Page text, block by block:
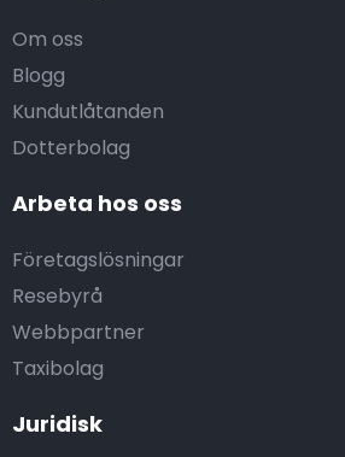
Om oss
Blogg
Kundutlåtanden
Dotterbolag
Arbeta hos oss
Företagslösningar
Resebyrå
Webbpartner
Taxibolag
Juridisk